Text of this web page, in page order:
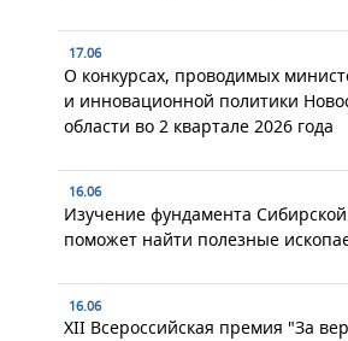
17.06
О конкурсах, проводимых
и инновационной политики
области во 2 квартале 2026 года
16.06
Изучение фундамента
поможет найти полезные
16.06
XII Всероссийская премия "За